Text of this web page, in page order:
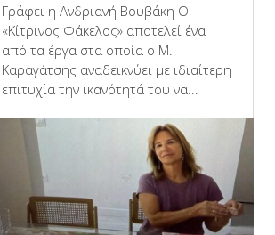
Γράφει η Ανδριανή Βουβάκη Ο
«Κίτρινος Φάκελος» αποτελεί ένα
από τα έργα στα οποία ο Μ.
Καραγάτσης αναδεικνύει με ιδιαίτερη
επιτυχία την ικανότητά του να...